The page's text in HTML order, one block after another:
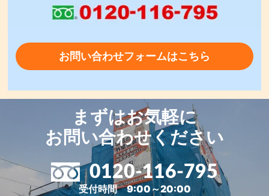
お問い合わせフォームはこちら
まずはお気軽に
お問い合わせください
0120-116-795
受付時間 9:00～20:00